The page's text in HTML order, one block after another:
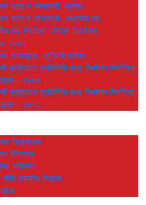
डाटा र जानकारी -प्रदेश
डाटा र जानकारी -स्थानीय तह
तह-निर्वाचन परिणाम विश्लेषण
२०७९
सांसदहरू -लुम्बिनी प्रदेश
प्रदेशबाट प्रतिनिधि सभा निर्वाचन निर्वाचित
– २०७९
प्रदेशबाट प्रतिनिधि सभा निर्वाचन निर्वाचित
– २०८२
लिङ्कहरू
लिंकहरू
पत्रिका
सम्बन्धि निकाय
खोज